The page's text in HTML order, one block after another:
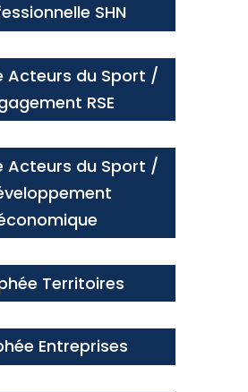
SHN
Acteurs du Sport /
RSE
Acteurs du Sport /
Territoires
Entreprises